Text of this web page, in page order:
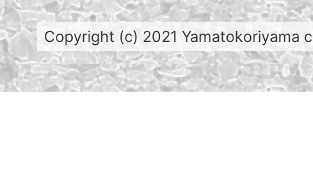
Copyright (c) 2021 Yamatokoriyama